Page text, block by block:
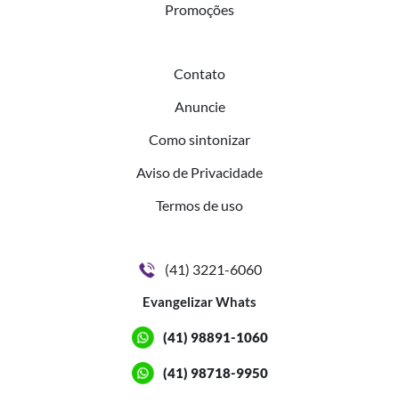
Promoções
Contato
Anuncie
Como sintonizar
Aviso de Privacidade
Termos de uso
(41) 3221-6060
Evangelizar Whats
(41) 98891-1060
(41) 98718-9950